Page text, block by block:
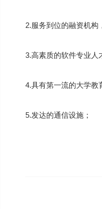
2.服务到位的融资机构
3.高素质的软件专业人
4.具有第一流的大学教
5.发达的通信设施；